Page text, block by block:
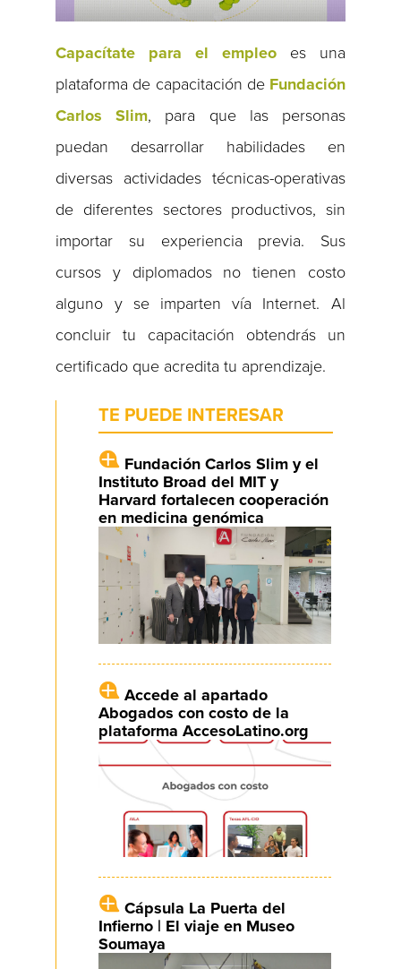
Capacítate para el empleoes una
plataforma de capacitación de Fundación
Carlos Slim, para que las personas
puedan desarrollar habilidades en
diversas actividades técnicas-operativas
de diferentes sectores productivos, sin
importar su experiencia previa. Sus
cursos y diplomados no tienen costo
alguno y se imparten vía Internet. Al
concluir tu capacitación obtendrás un
certificado que acredita tu aprendizaje.
TE PUEDE INTERESAR
Fundación Carlos Slim y el
Instituto Broad del MIT y
Harvard fortalecen cooperación
en medicina genómica
Accede al apartado
Abogados con costo de la
plataforma AccesoLatino.org
Cápsula La Puerta del
Infierno | El viaje en Museo
Soumaya